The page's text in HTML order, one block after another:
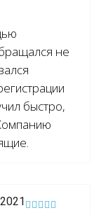
не
быстро,